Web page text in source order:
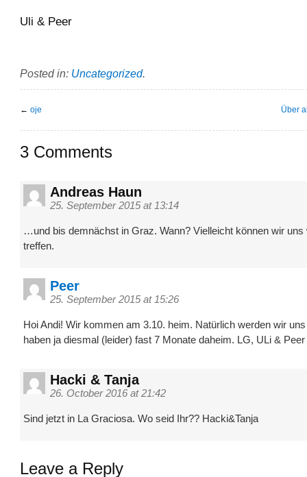
Uli & Peer
Posted in: Uncategorized.
← oje Über
3 Comments
Andreas Haun
25. September 2015 at 13:14
…und bis demnächst in Graz. Wann? Vielleicht können wir uns
treffen.
Peer
25. September 2015 at 15:26
Hoi Andi! Wir kommen am 3.10. heim. Natürlich werden wir
haben ja diesmal (leider) fast 7 Monate daheim. LG, ULi & Peer
Hacki & Tanja
26. October 2016 at 21:42
Sind jetzt in La Graciosa. Wo seid Ihr?? Hacki&Tanja
Leave a Reply